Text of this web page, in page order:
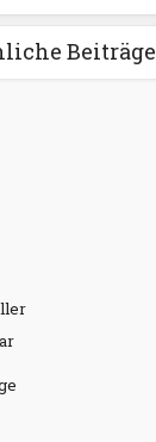
Beiträge